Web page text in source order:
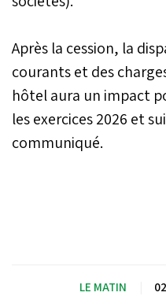
Après la cession, la
courants et des
hôtel aura un impact
les exercices 2026 et
communiqué.
LE MATIN